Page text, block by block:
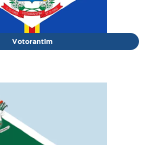
Votorantim